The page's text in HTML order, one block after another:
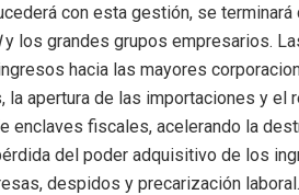
con esta gestión, se
y los grandes grupos empresarios.
hacia las mayores
apertura de las importaciones y el
enclaves fiscales, acelerando la
del poder adquisitivo de los
despidos y precarización laboral.